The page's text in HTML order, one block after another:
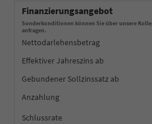
Finanzierungsangebot
Sonderkonditionen können Sie über unsere
anfragen.
Nettodarlehensbetrag
Effektiver Jahreszins
Gebundener Sollzinssatz
Anzahlung
Schlussrate